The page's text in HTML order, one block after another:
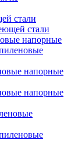
стали
стали
напорные
напорные
напорные